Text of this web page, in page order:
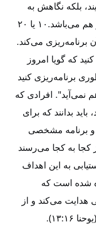
بلکه نگاهش به
سمت آینده‌، چه نزدیک و چه دور هم می‌باشد.۱۰ یا ۲۰
برنامه‌ریزی می‌کند.
که گویا امروز
برنامه‌ریزی کنید
دیگر هم نمی‌آید". افرادی که
بدانند که برای
برنامه مشخصی
از کجا به کجا می‌رسند
به این اهداف
شده است که
هدایت می‌کند و از